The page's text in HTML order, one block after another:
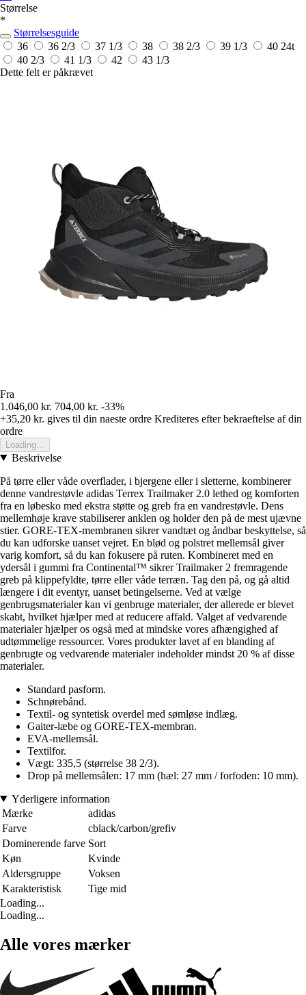
Størrelse
*
Størrelsesguide
36
36 2/3 37 1/3 38 38 2/3 39 1/3 40 24t
40 2/3
41 1/3 42
43 1/3
Dette felt er påkrævet
Fra
1.046,00 kr. 704,00 kr. -33%
+35,20 kr. gives til din naeste ordre Krediteres efter bekraeftelse af din
ordre
Loading...
Beskrivelse
På tørre eller våde overflader, i bjergene eller i sletterne, kombinerer
denne vandrestøvle adidas Terrex Trailmaker 2.0 lethed og komforten
fra en løbesko med ekstra støtte og greb fra en vandrestøvle. Dens
mellemhøje krave stabiliserer anklen og holder den på de mest ujævne
stier. GORE-TEX-membranen sikrer vandtæt og åndbar beskyttelse, så
du kan udforske uanset vejret. En blød og polstret mellemsål giver
varig komfort, så du kan fokusere på ruten. Kombineret med en
ydersål i gummi fra Continental™ sikrer Trailmaker 2 fremragende
greb på klippefyldte, tørre eller våde terræn. Tag den på, og gå altid
længere i dit eventyr, uanset betingelserne. Ved at vælge
genbrugsmaterialer kan vi genbruge materialer, der allerede er blevet
skabt, hvilket hjælper med at reducere affald. Valget af vedvarende
materialer hjælper os også med at mindske vores afhængighed af
udtømmelige ressourcer. Vores produkter lavet af en blanding af
genbrugte og vedvarende materialer indeholder mindst 20 % af disse
materialer.
Standard pasform.
Schnørebånd.
Textil- og syntetisk overdel med sømløse indlæg.
Gaiter-læbe og GORE-TEX-membran.
EVA-mellemsål.
Textilfor.
Vægt: 335,5 (størrelse 38 2/3).
Drop på mellemsålen: 17 mm (hæl: 27 mm / forfoden: 10 mm).
Yderligere information
Mærke
adidas
Farve
cblack/carbon/grefiv
Dominerende farve Sort
Køn
Kvinde
Aldersgruppe
Voksen
Karakteristisk
Tige mid
Loading...
Loading...
Alle vores mærker